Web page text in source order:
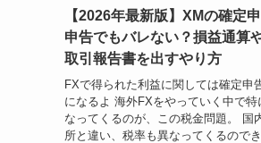
【2026年最新版】XMの確定
申告でもバレない？損益通算
取引報告書を出すやり方
FXで得られた利益に関しては確定申
になるよ 海外FXをやっていく中で特
なってくるのが、この税金問題。 国
所と違い、税率も異なってくるので